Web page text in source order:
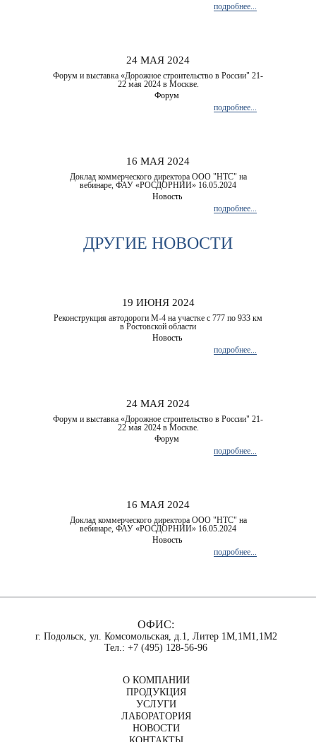
подробнее...
24 МАЯ 2024
Форум и выставка «Дорожное строительство в России" 21-
22 мая 2024 в Москве.
Форум
подробнее...
16 МАЯ 2024
Доклад коммерческого директора ООО "НТС" на
вебинаре, ФАУ «РОСДОРНИИ» 16.05.2024
Новость
подробнее...
ДРУГИЕ НОВОСТИ
19 ИЮНЯ 2024
Реконструкция автодороги М-4 на участке с 777 по 933 км
в Ростовской области
Новость
подробнее...
24 МАЯ 2024
Форум и выставка «Дорожное строительство в России" 21-
22 мая 2024 в Москве.
Форум
подробнее...
16 МАЯ 2024
Доклад коммерческого директора ООО "НТС" на
вебинаре, ФАУ «РОСДОРНИИ» 16.05.2024
Новость
подробнее...
ОФИС:
г. Подольск, ул. Комсомольская, д.1, Литер 1М,1М1,1М2
Тел.: +7 (495) 128-56-96
О КОМПАНИИ
ПРОДУКЦИЯ
УСЛУГИ
ЛАБОРАТОРИЯ
НОВОСТИ